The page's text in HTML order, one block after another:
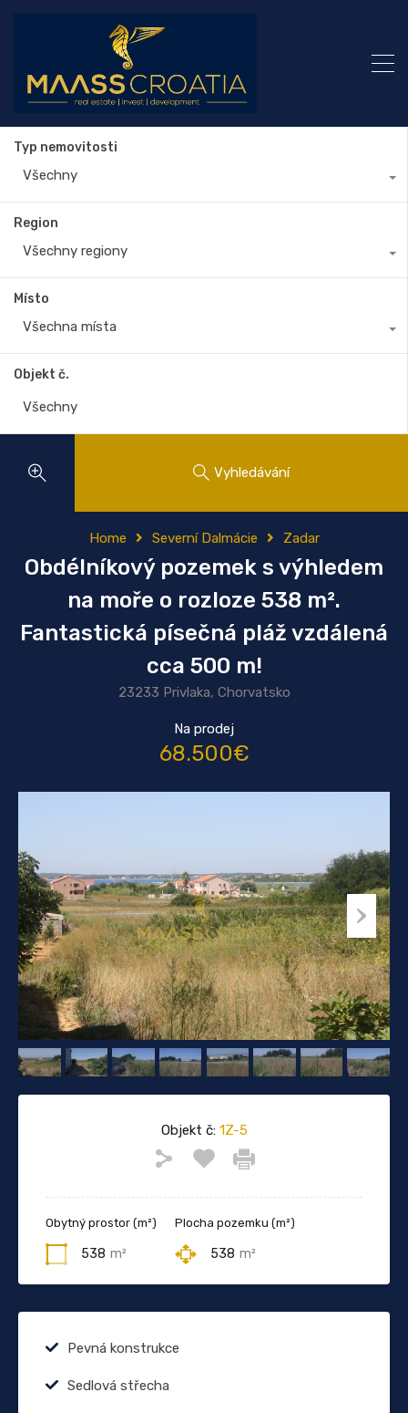
Typ nemovitosti
Všechny
Region
Všechny regiony
Místo
Všechna místa
Objekt č.
Vyhledávání
Home Severní Dalmácie Zadar
Obdélníkový pozemek s výhledem
na moře o rozloze 538 m².
Fantastická písečná pláž vzdálená
cca 500 m!
23233 Privlaka, Chorvatsko
Na prodej
68.500€
Objekt č:1Z-5
Obytný prostor (m²)
538 m²
Plocha pozemku (m²)
538 m²
Pevná konstrukce
Sedlová střecha